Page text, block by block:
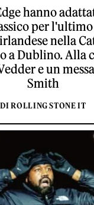
hanno
per l'ultimo
nella
a Dublino. Alla
e un
Smith
DI ROLLING STONE IT